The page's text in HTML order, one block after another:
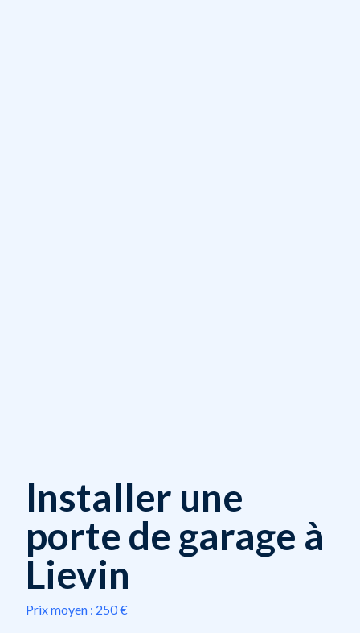
Installer une
porte de garage à
Lievin
Prix moyen : 250 €